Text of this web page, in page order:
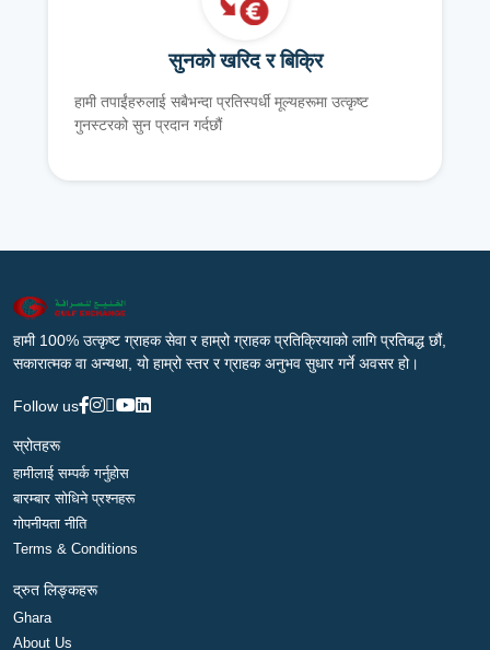
सुनको खरिद र बिक्रि
हामी तपाईंहरुलाई सबैभन्दा प्रतिस्पर्धी मूल्यहरूमा उत्कृष्ट
गुनस्टरको सुन प्रदान गर्दछौं
हामी 100% उत्कृष्ट ग्राहक सेवा र हाम्रो ग्राहक प्रतिक्रियाको लागि प्रतिबद्ध छौं,
सकारात्मक वा अन्यथा, यो हाम्रो स्तर र ग्राहक अनुभव सुधार गर्ने अवसर हो।
Follow us
स्रोतहरू
हामीलाई सम्पर्क गर्नुहोस
बारम्बार सोधिने प्रश्नहरू
गोपनीयता नीति
Terms & Conditions
द्रुत लिङ्कहरू
Ghara
About Us